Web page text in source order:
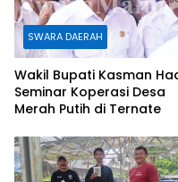
SWARA DAERAH
Wakil Bupati Kasman
Seminar Koperasi Desa
Merah Putih di Ternate